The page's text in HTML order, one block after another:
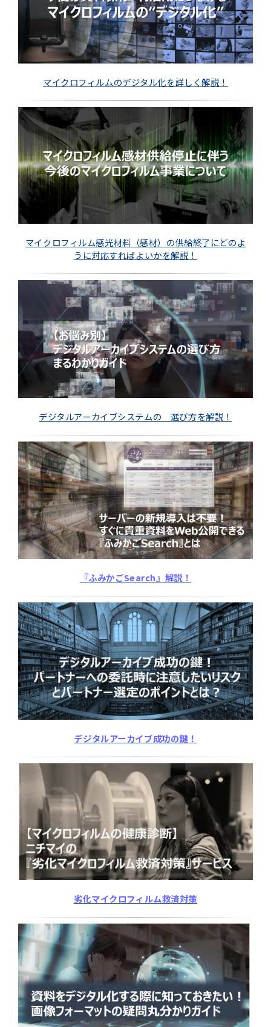
マイクロフィルムのデジタル化を詳しく解説！
マイクロフィルム感光材料（感材）の供給終了にどのよ
うに対応すればよいかを解説！
デジタルアーカイブシステムの 選び方を解説！
『ふみかごSearch』解説！
デジタルアーカイブ成功の鍵！
劣化マイクロフィルム救済対策